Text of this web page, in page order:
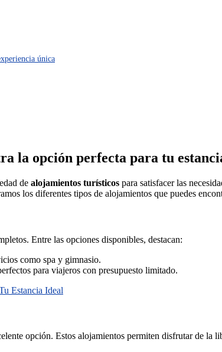
única
la opción perfecta para tu
de alojamientos turísticos para satisfacer las
los diferentes tipos de alojamientos que puedes
Entre las opciones disponibles, destacan:
como spa y gimnasio.
para viajeros con presupuesto limitado.
Estancia Ideal
opción. Estos alojamientos permiten disfrutar de la